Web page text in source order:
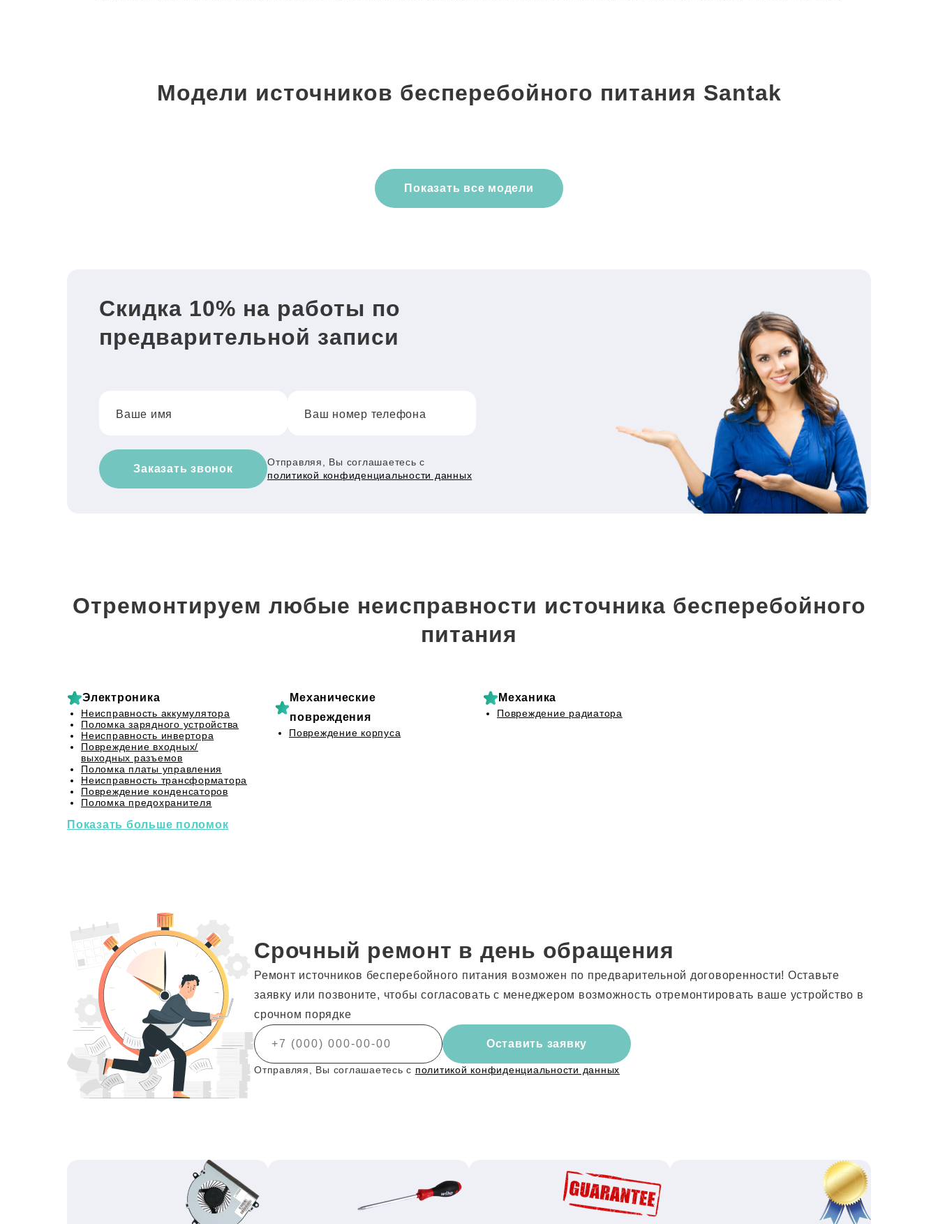
Модели источников бесперебойного питания Santak
Показать все модели
Скидка 10% на работы по
предварительной записи
Ваше имя Ваш номер телефона
Заказать звонок
Отправляя, Вы соглашаетесь с
политикой конфиденциальности данных
Отремонтируем любые неисправности источника бесперебойного
питания
Электроника
Неисправность аккумулятора
Поломка зарядного устройства
Неисправность инвертора
Повреждение входных/
выходных разъемов
Поломка платы управления
Неисправность трансформатора
Повреждение конденсаторов
Поломка предохранителя
Показать больше поломок
Механические
повреждения
Повреждение корпуса
Механика
Повреждение радиатора
Срочный ремонт в день обращения
Ремонт источников бесперебойного питания возможен по предварительной договоренности! Оставьте
заявку или позвоните, чтобы согласовать с менеджером возможность отремонтировать ваше устройство в
срочном порядке
Оставить заявку
Отправляя, Вы соглашаетесь с политикой конфиденциальности данных